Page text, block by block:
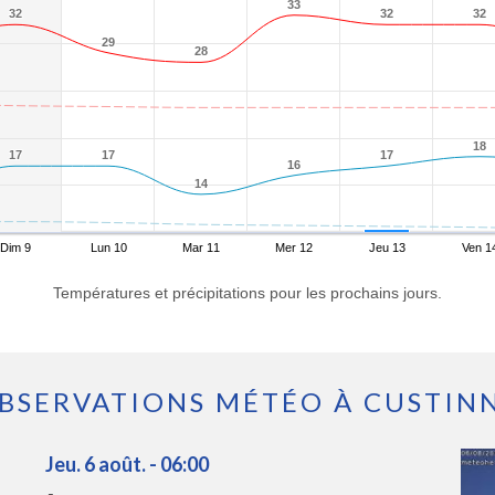
32
32
29
29
28
28
33
33
32
32 32
32
17
17 17
17
14
14
16
16
17
17
18
18
Dim 9 Lun 10 Mar 11 Mer 12 Jeu 13 Ven
Températures et précipitations pour les prochains jours.
MÉTÉO À
Jeu. 6 août. - 06:00